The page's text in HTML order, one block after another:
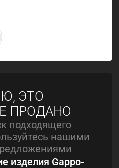
ЭТО
ПРОДАНО
подходящего
нашими
изделия Gappo-